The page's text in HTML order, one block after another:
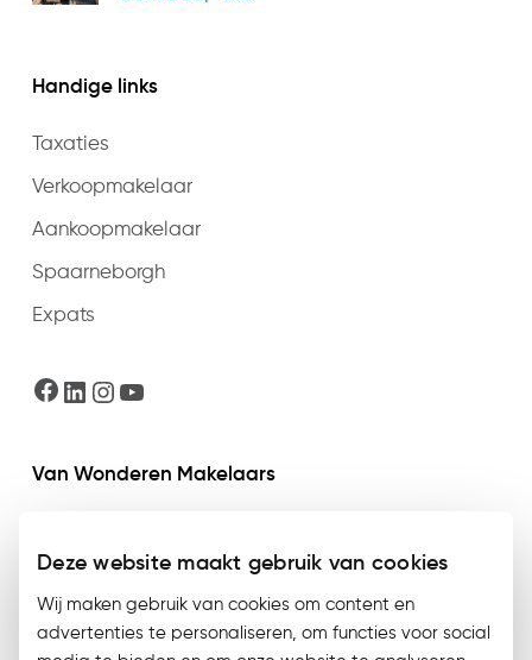
Deze website maakt gebruik van cookies
Wij maken gebruik van cookies om content en
advertenties te personaliseren, om functies voor social
Handige links
Taxaties
Verkoopmakelaar
Aankoopmakelaar
Spaarneborgh
Expats
LinkedIn
Van Wonderen Makelaars
2102 CB Heemstede
Telefonisch bereikbaar op maandag t/m
donderdag van 09:00 t/m 17:30 en vrijdag van